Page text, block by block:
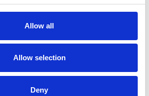
Allow all
Allow selection
Deny
territorio, nel quale coinvolgiamo
Tecnocap